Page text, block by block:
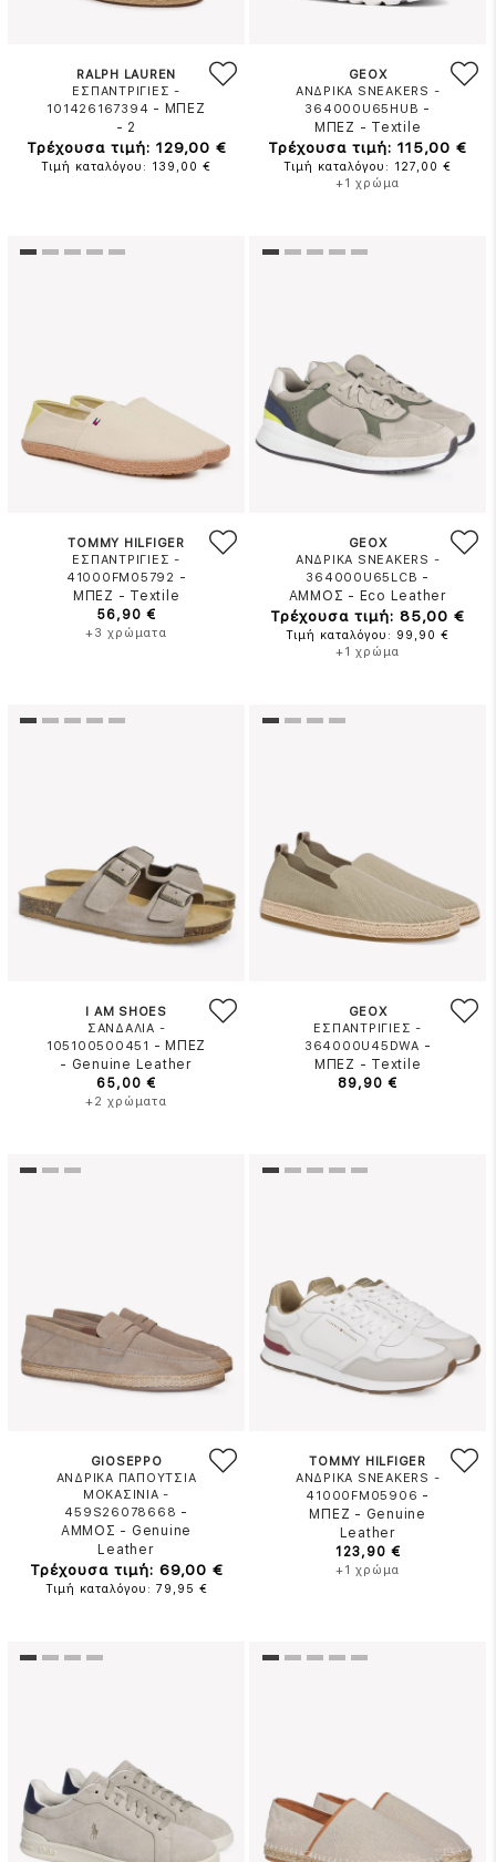
RALPH LAUREN
ΕΣΠΑΝΤΡΙΓΙΕΣ -
101426167394 - ΜΠΕΖ
- 2
Τρέχουσα τιμή: 129,00 €
Τιμή καταλόγου: 139,00 €
GEOX
ΑΝΔΡΙΚΑ SNEAKERS -
364000U65HUB -
ΜΠΕΖ - Textile
Τρέχουσα τιμή: 115,00 €
Τιμή καταλόγου: 127,00 €
+1 χρώμα
TOMMY HILFIGER
ΕΣΠΑΝΤΡΙΓΙΕΣ -
41000FM05792 -
ΜΠΕΖ - Textile
56,90 €
+3 χρώματα
GEOX
ΑΝΔΡΙΚΑ SNEAKERS -
364000U65LCB -
ΑΜΜΟΣ - Eco Leather
Τρέχουσα τιμή: 85,00 €
Τιμή καταλόγου: 99,90 €
+1 χρώμα
I AM SHOES
ΣΑΝΔΑΛΙΑ -
105100500451 -ΜΠΕΖ
- Genuine Leather
65,00 €
+2 χρώματα
GEOX
ΕΣΠΑΝΤΡΙΓΙΕΣ -
364000U45DWA -
ΜΠΕΖ - Textile
89,90 €
GIOSEPPO
ΑΝΔΡΙΚΑ ΠΑΠΟΥΤΣΙΑ
ΜΟΚΑΣΙΝΙΑ -
459S26078668 -
ΑΜΜΟΣ - Genuine
Leather
Τρέχουσα τιμή: 69,00 €
Τιμή καταλόγου: 79,95 €
TOMMY HILFIGER
ΑΝΔΡΙΚΑ SNEAKERS -
41000FM05906 -
ΜΠΕΖ - Genuine
Leather
123,90 €
+1 χρώμα